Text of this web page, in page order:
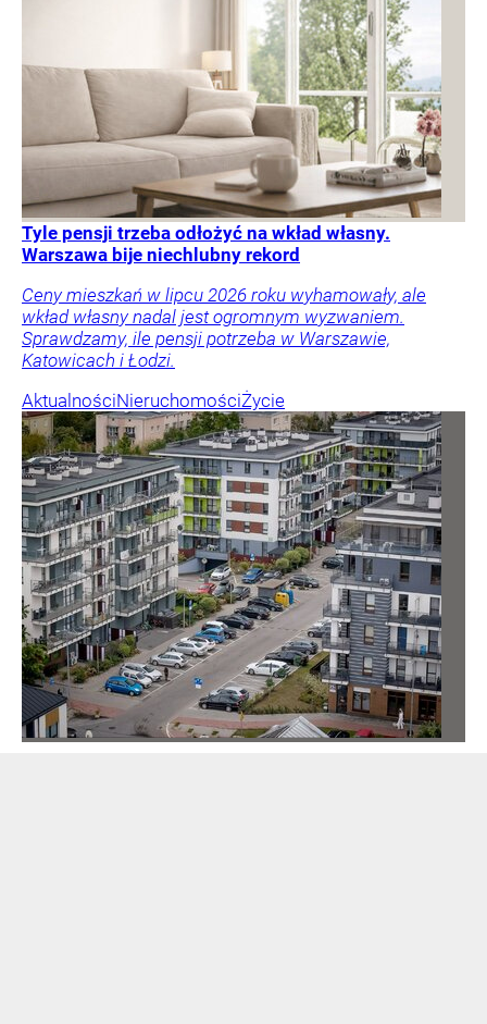
Tyle pensji trzeba odłożyć na wkład własny.
Warszawa bije niechlubny rekord
Ceny mieszkań w lipcu 2026 roku wyhamowały, ale
wkład własny nadal jest ogromnym wyzwaniem.
Sprawdzamy, ile pensji potrzeba w Warszawie,
Katowicach i Łodzi.
AktualnościNieruchomościŻycie